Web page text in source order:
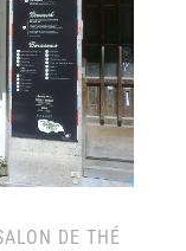
DE THÉ